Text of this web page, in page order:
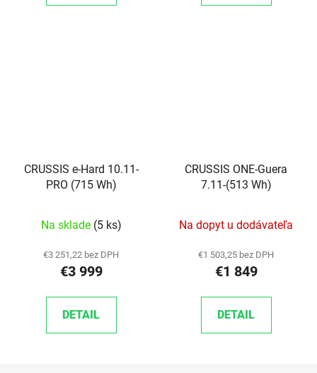
CRUSSIS e-Hard 10.11-
PRO (715 Wh)
Na sklade (5 ks)
€3 251,22 bez DPH
€3 999
DETAIL
CRUSSIS ONE-Guera
7.11-(513 Wh)
Na dopyt u dodávateľa
€1 503,25 bez DPH
€1 849
DETAIL